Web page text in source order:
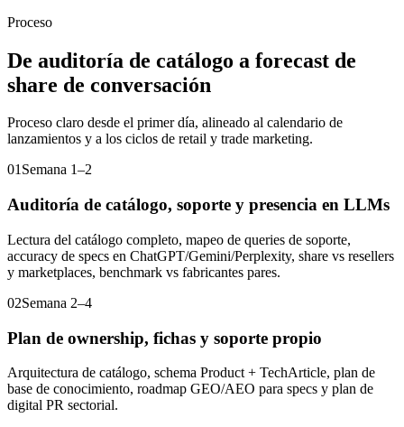
Proceso
De auditoría de catálogo a forecast de
share de conversación
Proceso claro desde el primer día, alineado al calendario de
lanzamientos y a los ciclos de retail y trade marketing.
01Semana 1–2
Auditoría de catálogo, soporte y presencia en LLMs
Lectura del catálogo completo, mapeo de queries de soporte,
accuracy de specs en ChatGPT/Gemini/Perplexity, share vs resellers
y marketplaces, benchmark vs fabricantes pares.
02Semana 2–4
Plan de ownership, fichas y soporte propio
Arquitectura de catálogo, schema Product + TechArticle, plan de
base de conocimiento, roadmap GEO/AEO para specs y plan de
digital PR sectorial.